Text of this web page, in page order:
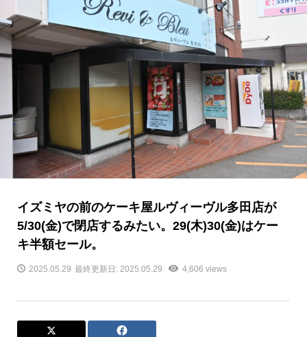
イズミヤの前のケーキ屋ルヴィーヴル多田店が
5/30(金)で閉店するみたい。29(木)30(金)はケー
キ半額セール。
2025.05.29 最終更新日: 2025.05.29 4,606 views